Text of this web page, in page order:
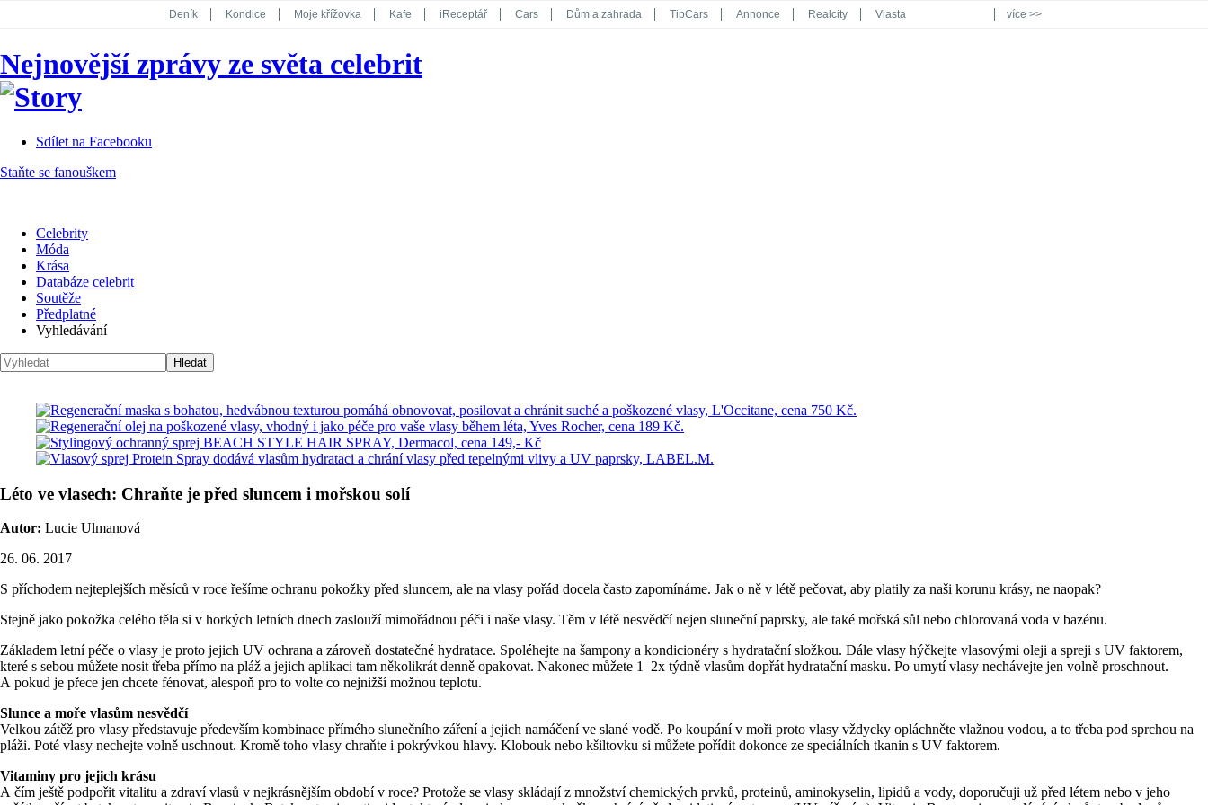
Deník Kondice Moje křížovka Kafe iReceptář Cars Dům a zahrada TipCars Annonce Realcity Vlasta
Koktejl
více >>
Nejnovější zprávy ze světa celebrit
Sdílet na Facebooku
Staňte se fanouškem
Celebrity
Móda
Krása
Databáze celebrit
Soutěže
Předplatné
Vyhledávání
Léto ve vlasech: Chraňte je před sluncem i mořskou solí
Autor: Lucie Ulmanová
26. 06. 2017
S příchodem nejteplejších měsíců v roce řešíme ochranu pokožky před sluncem, ale na vlasy pořád docela často zapomínáme. Jak o ně v létě pečovat, aby platily za naši korunu krásy, ne naopak?
Stejně jako pokožka celého těla si v horkých letních dnech zaslouží mimořádnou péči i naše vlasy. Těm v létě nesvědčí nejen sluneční paprsky, ale také mořská sůl nebo chlorovaná voda v bazénu.
Základem letní péče o vlasy je proto jejich UV ochrana a zároveň dostatečné hydratace. Spoléhejte na šampony a kondicionéry s hydratační složkou. Dále vlasy hýčkejte vlasovými oleji a spreji s UV faktorem,
které s sebou můžete nosit třeba přímo na pláž a jejich aplikaci tam několikrát denně opakovat. Nakonec můžete 1–2x týdně vlasům dopřát hydratační masku. Po umytí vlasy nechávejte jen volně proschnout.
A pokud je přece jen chcete fénovat, alespoň pro to volte co nejnižší možnou teplotu.
Slunce a moře vlasům nesvědčí
Velkou zátěž pro vlasy představuje především kombinace přímého slunečního záření a jejich namáčení ve slané vodě. Po koupání v moři proto vlasy vždycky opláchněte vlažnou vodou, a to třeba pod sprchou na
pláži. Poté vlasy nechejte volně uschnout. Kromě toho vlasy chraňte i pokrývkou hlavy. Klobouk nebo kšiltovku si můžete pořídit dokonce ze speciálních tkanin s UV faktorem.
Vitaminy pro jejich krásu
A čím ještě podpořit vitalitu a zdraví vlasů v nejkrásnějším období v roce? Protože se vlasy skládají z množství chemických prvků, proteinů, aminokyselin, lipidů a vody, doporučuji už před létem nebo v jeho